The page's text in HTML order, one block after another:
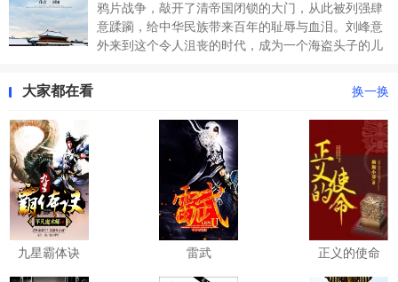
鸦片战争，敲开了清帝国闭锁的大门，从此被列强肆
意蹂躏，给中华民族带来百年的耻辱与血泪。刘峰意
外来到这个令人沮丧的时代，成为一个海盗头子的儿
大家都在看 换一换
九星霸体诀 雷武 正义的使命